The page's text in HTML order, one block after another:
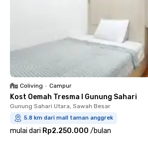
Coliving • Campur
Kost Oemah Tresma I Gunung Sahari
Gunung Sahari Utara, Sawah Besar
5.8 km dari mall taman anggrek
mulai dari Rp2.250.000 /bulan